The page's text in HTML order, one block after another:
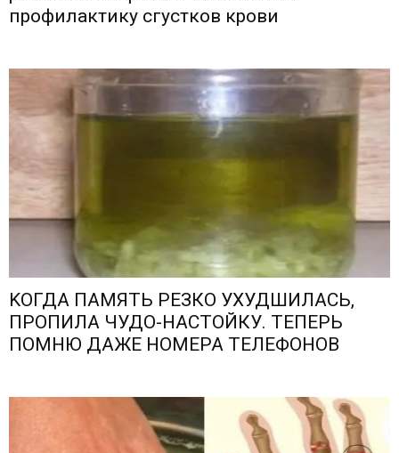
профилактику сгустков крови
KОГДА ПАМЯTЬ РЕЗКО УXУДШИЛАСЬ,
ПPОПИЛА ЧУДО-НАСТОЙКУ. ТЕПЕРЬ
ПОМНЮ ДАЖЕ НОМЕРА ТЕЛЕФОНОВ